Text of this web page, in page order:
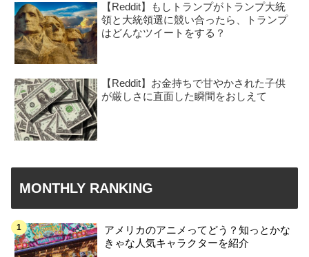
【Reddit】もしトランプがトランプ大統
領と大統領選に競い合ったら、トランプ
はどんなツイートをする？
【Reddit】お金持ちで甘やかされた子供
が厳しさに直面した瞬間をおしえて
MONTHLY RANKING
アメリカのアニメってどう？知っとかな
きゃな人気キャラクターを紹介